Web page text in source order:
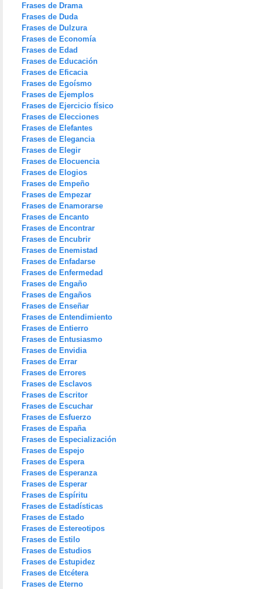
Frases de Drama
Frases de Duda
Frases de Dulzura
Frases de Economía
Frases de Edad
Frases de Educación
Frases de Eficacia
Frases de Egoísmo
Frases de Ejemplos
Frases de Ejercicio físico
Frases de Elecciones
Frases de Elefantes
Frases de Elegancia
Frases de Elegir
Frases de Elocuencia
Frases de Elogios
Frases de Empeño
Frases de Empezar
Frases de Enamorarse
Frases de Encanto
Frases de Encontrar
Frases de Encubrir
Frases de Enemistad
Frases de Enfadarse
Frases de Enfermedad
Frases de Engaño
Frases de Engaños
Frases de Enseñar
Frases de Entendimiento
Frases de Entierro
Frases de Entusiasmo
Frases de Envidia
Frases de Errar
Frases de Errores
Frases de Esclavos
Frases de Escritor
Frases de Escuchar
Frases de Esfuerzo
Frases de España
Frases de Especialización
Frases de Espejo
Frases de Espera
Frases de Esperanza
Frases de Esperar
Frases de Espíritu
Frases de Estadísticas
Frases de Estado
Frases de Estereotipos
Frases de Estilo
Frases de Estudios
Frases de Estupidez
Frases de Etcétera
Frases de Eterno